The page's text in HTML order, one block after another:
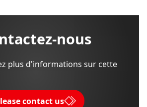
nous
plus d'informations sur cette
contact us